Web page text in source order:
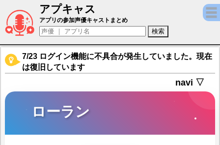
アプキャス
ローラン（声優：内田雄馬)【【新作】ブラ
アプリの参加声優キャストまとめ
7/23 ログイン機能に不具合が発生していました。現在
は復旧しています
navi ▽
ローラン